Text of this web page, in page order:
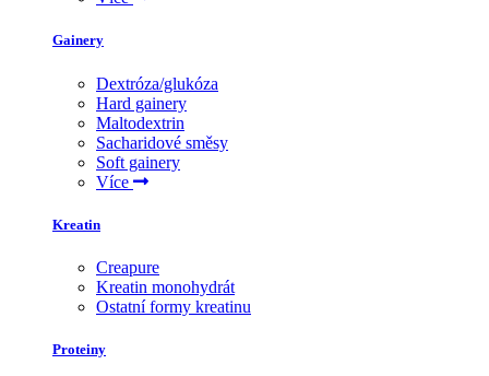
Gainery
Dextróza/glukóza
Hard gainery
Maltodextrin
Sacharidové směsy
Soft gainery
Více
Kreatin
Creapure
Kreatin monohydrát
Ostatní formy kreatinu
Proteiny